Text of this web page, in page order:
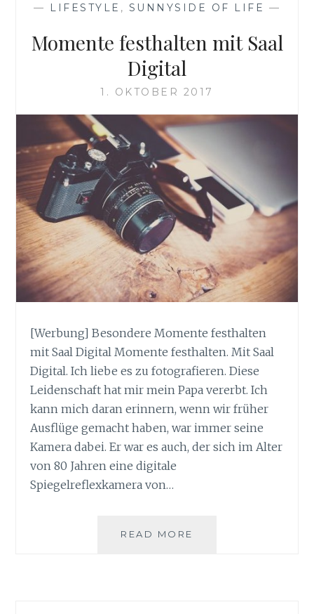
— LIFESTYLE , SUNNYSIDE OF LIFE —
Momente festhalten mit Saal
Digital
1. OKTOBER 2017
[Werbung] Besondere Momente festhalten
mit Saal Digital Momente festhalten. Mit Saal
Digital. Ich liebe es zu fotografieren. Diese
Leidenschaft hat mir mein Papa vererbt. Ich
kann mich daran erinnern, wenn wir früher
Ausflüge gemacht haben, war immer seine
Kamera dabei. Er war es auch, der sich im Alter
von 80 Jahren eine digitale
Spiegelreflexkamera von…
READ MORE